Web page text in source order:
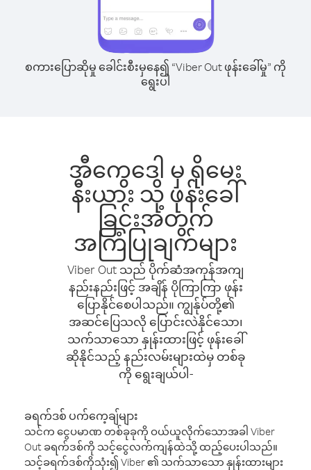
စကားပြောဆိုမှု ခေါင်းစီးမှနေ၍ “Viber Out ဖုန်းခေါ်မှု” ကို
ရွေးပါ
အီကွေဒေါ မှ ရိုမေး
နီးယား သို့ ဖုန်းခေါ်
ခြင်းအတွက်
အကြံပြုချက်များ
Viber Out သည် ပိုက်ဆံအကုန်အကျ
နည်းနည်းဖြင့် အချိန် ပိုကြာကြာ ဖုန်း
ပြောနိုင်စေပါသည်။ ကျွန်ုပ်တို့၏
အဆင်ပြေသလို ပြောင်းလဲနိုင်သော၊
သက်သာသော နှုန်းထားဖြင့် ဖုန်းခေါ်
ဆိုနိုင်သည့် နည်းလမ်းများထဲမှ တစ်ခု
ကို ရွေးချယ်ပါ-
ခရက်ဒစ် ပက်ကေ့ချ်များ
သင်က ငွေပမာဏ တစ်ခုခုကို ဝယ်ယူလိုက်သောအခါ Viber
Out ခရက်ဒစ်ကို သင့်ငွေလက်ကျန်ထဲသို့ ထည့်ပေးပါသည်။
သင့်ခရက်ဒစ်ကိုသုံး၍ Viber ၏ သက်သာသော နှုန်းထားများ